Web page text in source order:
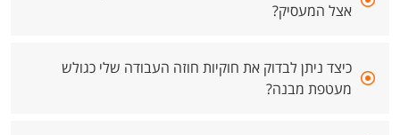
אצל המעסיק?
כיצד ניתן לבדוק את חוקיות חוזה העבודה שלי כגולש
מעטפת מבנה?